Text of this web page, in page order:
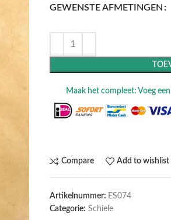
GEWENSTE AFMETINGEN
Maak het compleet: Voeg
Compare Add to wishlist
Artikelnummer: ES074
Categorie: Schiele